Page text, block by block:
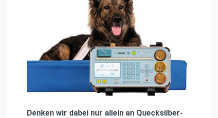
Denken wir dabei nur allein an Quecksilber-